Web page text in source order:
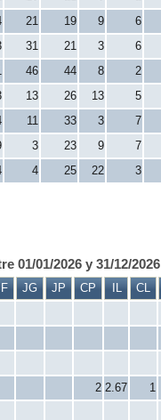
21 19 9 6
31 21 3 6
46 44 8 2
13 26 13 5
11 33 3 7
3 23 9 7
4 25 22 3
01/01/2026 y 31/12/2026
JG JP CP IL CL
2 2.67 1